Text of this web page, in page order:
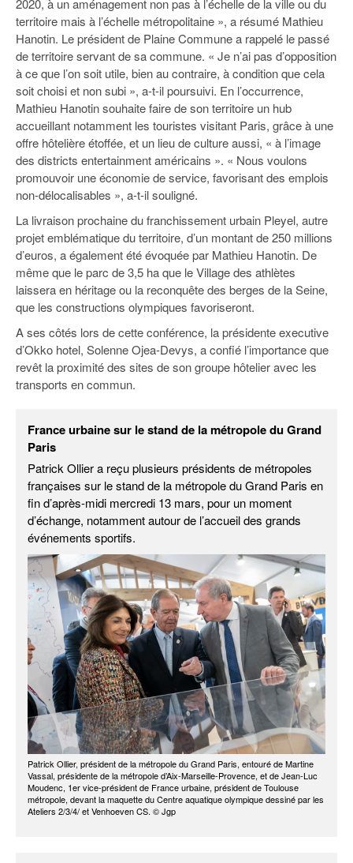
2020, à un aménagement non pas à l’échelle de la ville ou du
territoire mais à l’échelle métropolitaine », a résumé Mathieu
Hanotin. Le président de Plaine Commune a rappelé le passé
de territoire servant de sa commune. « Je n’ai pas d’opposition
à ce que l’on soit utile, bien au contraire, à condition que cela
soit choisi et non subi », a-t-il poursuivi. En l’occurrence,
Mathieu Hanotin souhaite faire de son territoire un hub
accueillant notamment les touristes visitant Paris, grâce à une
offre hôtelière étoffée, et un lieu de culture aussi, « à l’image
des districts entertainment américains ». « Nous voulons
promouvoir une économie de service, favorisant des emplois
non-délocalisables », a-t-il souligné.
La livraison prochaine du franchissement urbain Pleyel, autre
projet emblématique du territoire, d’un montant de 250 millions
d’euros, a également été évoquée par Mathieu Hanotin. De
même que le parc de 3,5 ha que le Village des athlètes
laissera en héritage ou la reconquête des berges de la Seine,
que les constructions olympiques favoriseront.
A ses côtés lors de cette conférence, la présidente executive
d’Okko hotel, Solenne Ojea-Devys, a confié l’importance que
revêt la proximité des sites de son groupe hôtelier avec les
transports en commun.
France urbaine sur le stand de la métropole du Grand
Paris
Patrick Ollier a reçu plusieurs présidents de métropoles
françaises sur le stand de la métropole du Grand Paris en
fin d’après-midi mercredi 13 mars, pour un moment
d’échange, notamment autour de l’accueil des grands
événements sportifs.
Patrick Ollier, président de la métropole du Grand Paris, entouré de Martine
Vassal, présidente de la métropole d’Aix-Marseille-Provence, et de Jean-Luc
Moudenc, 1er vice-président de France urbaine, président de Toulouse
métropole, devant la maquette du Centre aquatique olympique dessiné par les
Ateliers 2/3/4/ et Venhoeven CS. © Jgp